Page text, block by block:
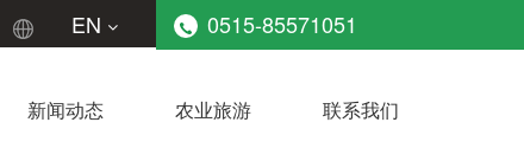
EN 0515-85571051
新闻动态 农业旅游 联系我们